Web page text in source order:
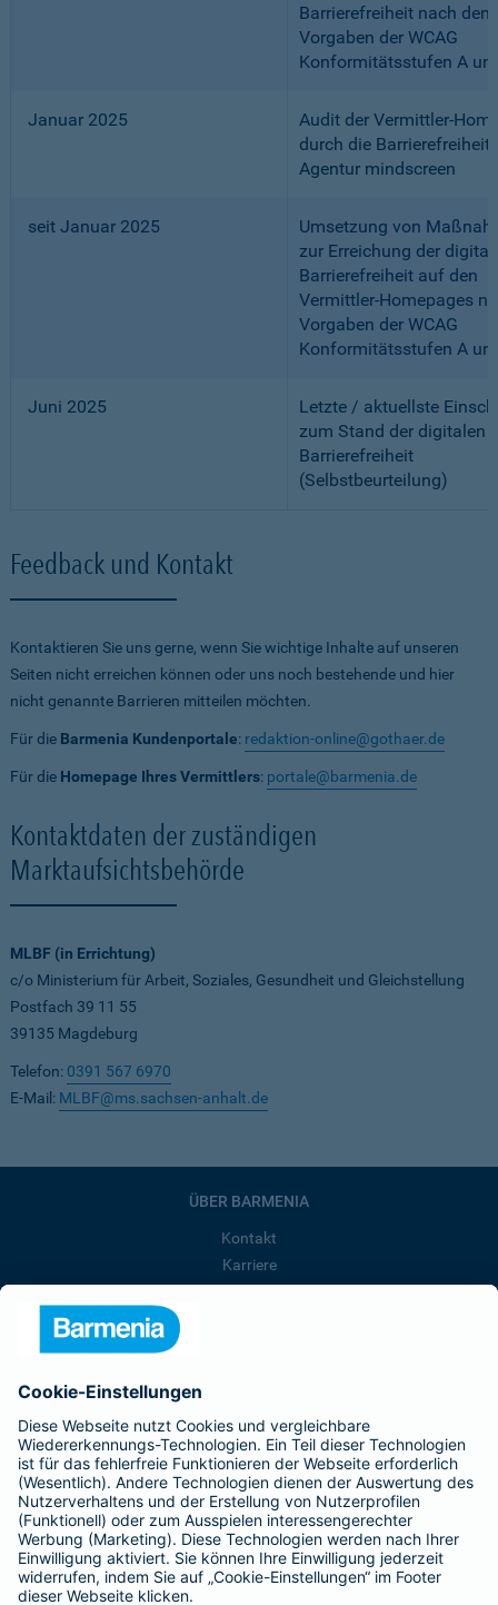
Barrierefreiheit nach den
Vorgaben der WCAG
Konformitätsstufen A
Januar 2025
Audit der Vermittler-
durch die
Agentur mindscreen
seit Januar 2025
Umsetzung von
zur Erreichung der
Barrierefreiheit auf den
Vermittler-Homepages
Vorgaben der WCAG
Konformitätsstufen A
Juni 2025
Letzte / aktuellste
zum Stand der digitalen
Barrierefreiheit
(Selbstbeurteilung)
Feedback und Kontakt
Kontaktieren Sie uns gerne, wenn Sie wichtige Inhalte auf unseren
Seiten nicht erreichen können oder uns noch bestehende und hier
nicht genannte Barrieren mitteilen möchten.
Für die Barmenia Kundenportale: redaktion-online@gothaer.de
Für die Homepage Ihres Vermittlers: portale@barmenia.de
Kontaktdaten der zuständigen
Marktaufsichtsbehörde
MLBF (in Errichtung)
c/o Ministerium für Arbeit, Soziales, Gesundheit und Gleichstellung
Postfach 39 11 55
39135 Magdeburg
Telefon: 0391 567 6970
E-Mail: MLBF@ms.sachsen-anhalt.de
ÜBER BARMENIA
Kontakt
Karriere
Presse
Barmenia ist Teil der BarmeniaGothaer
BELIEBTE SEITEN
Kranken-Zusatzversicherung
Tierversicherungen
Haftpflichtversicherung
Hausratversicherung